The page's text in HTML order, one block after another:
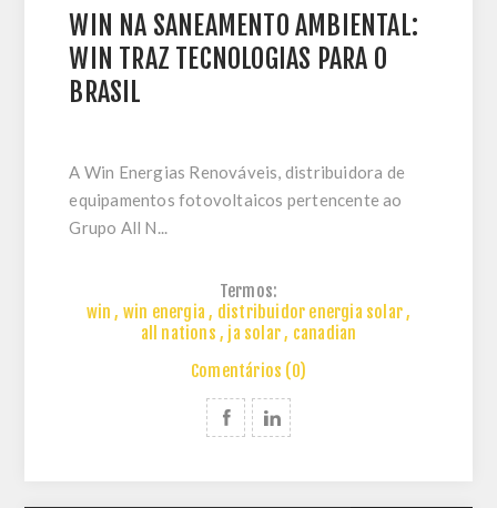
WIN NA SANEAMENTO AMBIENTAL:
WIN TRAZ TECNOLOGIAS PARA O
BRASIL
A Win Energias Renováveis, distribuidora de
equipamentos fotovoltaicos pertencente ao
Grupo All N...
Termos:
win , win energia , distribuidor energia solar,
all nations , ja solar, canadian
Comentários (0)